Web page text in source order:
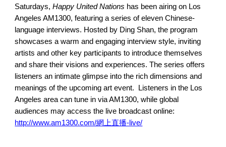
Saturdays,Happy United Nations has been airing on Los
Angeles AM1300, featuring a series of eleven Chinese-
language interviews. Hosted by Ding Shan, the program
showcases a warm and engaging interview style, inviting
artists and other key participants to introduce themselves
and share their visions and experiences. The series offers
listeners an intimate glimpse into the rich dimensions and
meanings of the upcoming art event.
Listeners in the Los
Angeles area can tune in via AM1300, while global
audiences may access the live broadcast online:
http://www.am1300.com/網上直播-live/